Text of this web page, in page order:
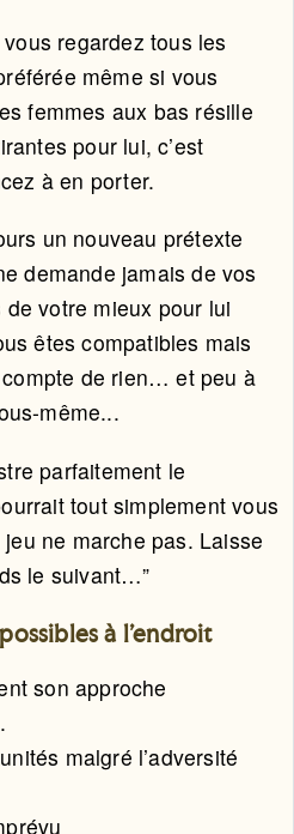
regardez tous les
même si vous
femmes aux bas résille
pour lui, c’est
à en porter.
un nouveau prétexte
demande jamais de vos
votre mieux pour lui
êtes compatibles mais
de rien… et peu à
même...
parfaitement le
tout simplement vous
ne marche pas. Laisse
le suivant…”
à l'endroit
son approche
malgré l’adversité